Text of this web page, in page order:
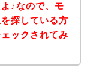
♪なので、モ
探している方
ックされてみ